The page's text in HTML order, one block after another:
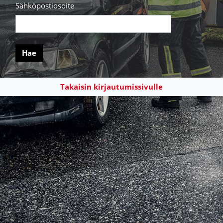
Sähköpostiosoite
Takaisin kirjautumissivulle